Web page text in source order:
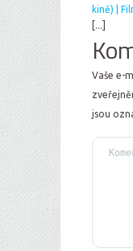
kině) |
[...]
Vaše e-
jsou